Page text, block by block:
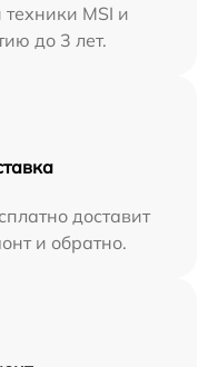
MSI и
до 3 лет.
доставит
и обратно.